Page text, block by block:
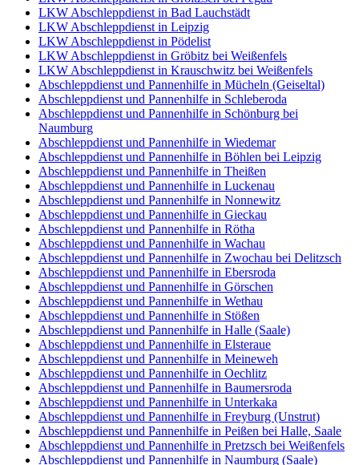
LKW Abschleppdienst in Bad Lauchstädt
LKW Abschleppdienst in Leipzig
LKW Abschleppdienst in Pödelist
LKW Abschleppdienst in Gröbitz bei Weißenfels
LKW Abschleppdienst in Krauschwitz bei Weißenfels
Abschleppdienst und Pannenhilfe in Mücheln (Geiseltal)
Abschleppdienst und Pannenhilfe in Schleberoda
Abschleppdienst und Pannenhilfe in Schönburg bei
Naumburg
Abschleppdienst und Pannenhilfe in Wiedemar
Abschleppdienst und Pannenhilfe in Böhlen bei Leipzig
Abschleppdienst und Pannenhilfe in Theißen
Abschleppdienst und Pannenhilfe in Luckenau
Abschleppdienst und Pannenhilfe in Nonnewitz
Abschleppdienst und Pannenhilfe in Gieckau
Abschleppdienst und Pannenhilfe in Rötha
Abschleppdienst und Pannenhilfe in Wachau
Abschleppdienst und Pannenhilfe in Zwochau bei Delitzsch
Abschleppdienst und Pannenhilfe in Ebersroda
Abschleppdienst und Pannenhilfe in Görschen
Abschleppdienst und Pannenhilfe in Wethau
Abschleppdienst und Pannenhilfe in Stößen
Abschleppdienst und Pannenhilfe in Halle (Saale)
Abschleppdienst und Pannenhilfe in Elsteraue
Abschleppdienst und Pannenhilfe in Meineweh
Abschleppdienst und Pannenhilfe in Oechlitz
Abschleppdienst und Pannenhilfe in Baumersroda
Abschleppdienst und Pannenhilfe in Unterkaka
Abschleppdienst und Pannenhilfe in Freyburg (Unstrut)
Abschleppdienst und Pannenhilfe in Peißen bei Halle, Saale
Abschleppdienst und Pannenhilfe in Pretzsch bei Weißenfels
Abschleppdienst und Pannenhilfe in Naumburg (Saale)